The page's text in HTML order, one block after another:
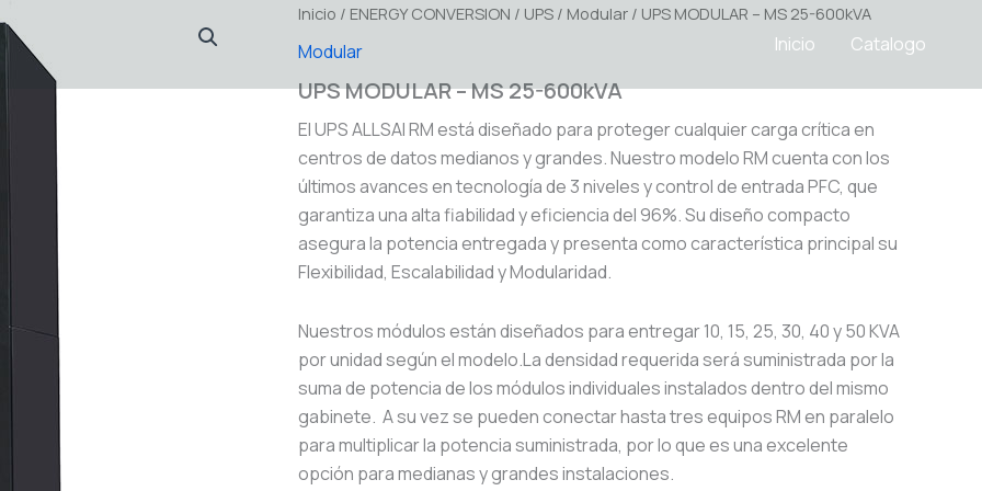
Inicio Catalogo
Inicio / ENERGY CONVERSION / UPS / Modular / UPS MODULAR – MS 25-600kVA
Modular
UPS MODULAR – MS 25-600kVA
El UPS ALLSAI RM está diseñado para proteger cualquier carga crítica en
centros de datos medianos y grandes. Nuestro modelo RM cuenta con los
últimos avances en tecnología de 3 niveles y control de entrada PFC, que
garantiza una alta fiabilidad y eficiencia del 96%. Su diseño compacto
asegura la potencia entregada y presenta como característica principal su
Flexibilidad, Escalabilidad y Modularidad.
Nuestros módulos están diseñados para entregar 10, 15, 25, 30, 40 y 50 KVA
por unidad según el modelo.La densidad requerida será suministrada por la
suma de potencia de los módulos individuales instalados dentro del mismo
gabinete. A su vez se pueden conectar hasta tres equipos RM en paralelo
para multiplicar la potencia suministrada, por lo que es una excelente
opción para medianas y grandes instalaciones.